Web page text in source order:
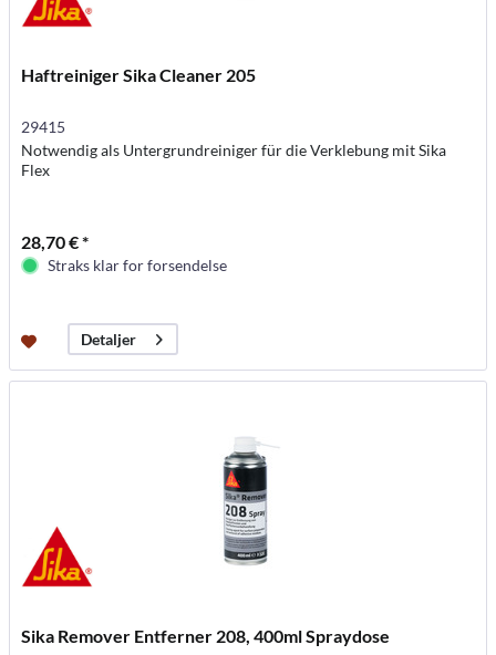
Haftreiniger Sika Cleaner 205
29415
Notwendig als Untergrundreiniger für die Verklebung mit Sika
Flex
28,70 € *
Straks klar for forsendelse
Detaljer
Sika Remover Entferner 208, 400ml Spraydose